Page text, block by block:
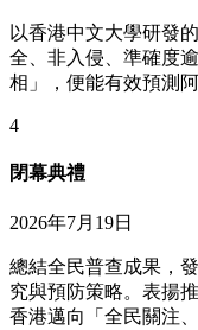
以香港中文大學研發
全、非入侵、準確度
相」，便能有效預測
4
閉幕典禮
2026年7月19日
總結全民普查成果，
究與預防策略。表揚
香港邁向「全民關注